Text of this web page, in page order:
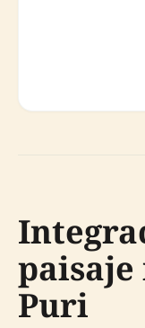
paisaje
Puri